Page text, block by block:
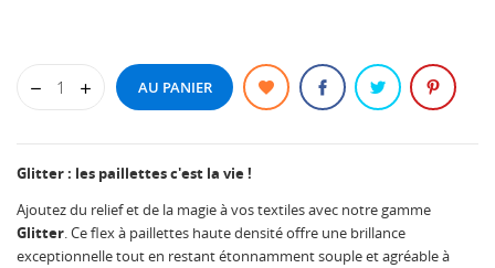
AU PANIER
Glitter : les paillettes c'est la vie !
Ajoutez du relief et de la magie à vos textiles avec notre gamme
Glitter. Ce flex à paillettes haute densité offre une brillance
exceptionnelle tout en restant étonnamment souple et agréable à